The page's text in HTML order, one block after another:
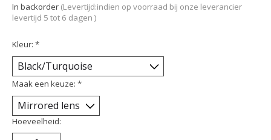
In backorder (Levertijd:indien op voorraad bij onze leverancier
levertijd 5 tot 6 dagen )
Kleur: *
Maak een keuze: *
Hoeveelheid: